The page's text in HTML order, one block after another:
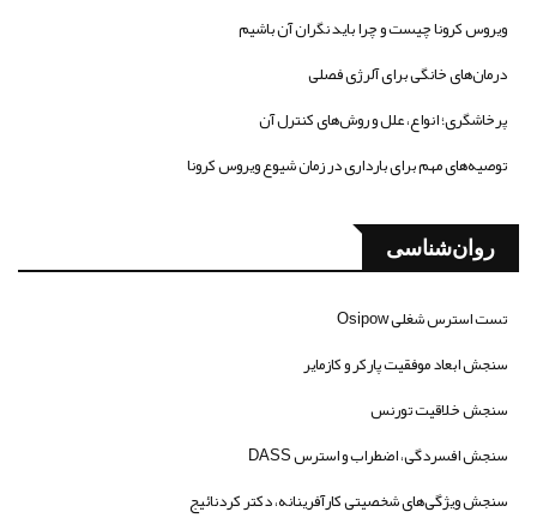
ویروس کرونا چیست و چرا باید نگران آن باشیم
درمان‌های خانگی برای آلرژی فصلی
پرخاشگری؛ انواع، علل و روش‌های کنترل آن
توصیه‌های مهم برای بارداری در زمان شیوع ویروس کرونا
روان‌شناسی
تست استرس شغلی Osipow
سنجش ابعاد موفقیت پارکر و کازمایر
سنجش خلاقیت تورنس
سنجش افسردگی، اضطراب و استرس DASS
سنجش ویژگی‌های شخصیتی کارآفرینانه، دکتر کردنائیج